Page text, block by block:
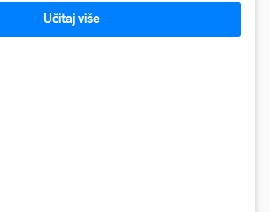
Učitaj više